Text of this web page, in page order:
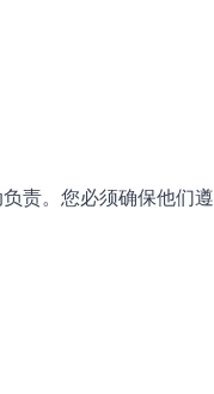
责。您必须确保他们遵